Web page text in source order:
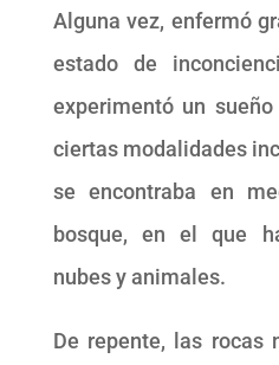
Alguna vez, enfermó
estado de
experimentó un
ciertas modalidades
se encontraba en
bosque, en el que
nubes y animales.
De repente, las rocas